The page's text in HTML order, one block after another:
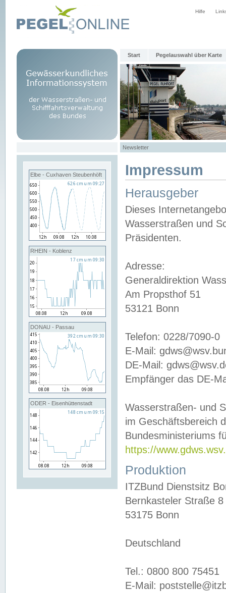
Hilfe
Start Pegelauswahl über Karte
Newsletter
Elbe - Cuxhaven Steubenhöft
RHEIN - Koblenz
DONAU - Passau
ODER - Eisenhüttenstadt
Impressum
Herausgeber
Dieses
Wasserstraßen und
Präsidenten.
Adresse:
Generaldirektion
Am Propsthof 51
53121 Bonn
Telefon: 0228/7090-0
E-Mail:
DE-Mail:
Empfänger das DE-
Wasserstraßen- und
im Geschäftsbereich
Bundesministeriums
https://
Produktion
ITZBund Dienstsitz
Bernkasteler Straße 8
53175 Bonn
Deutschland
Tel.: 0800 800 75451
E-Mail: